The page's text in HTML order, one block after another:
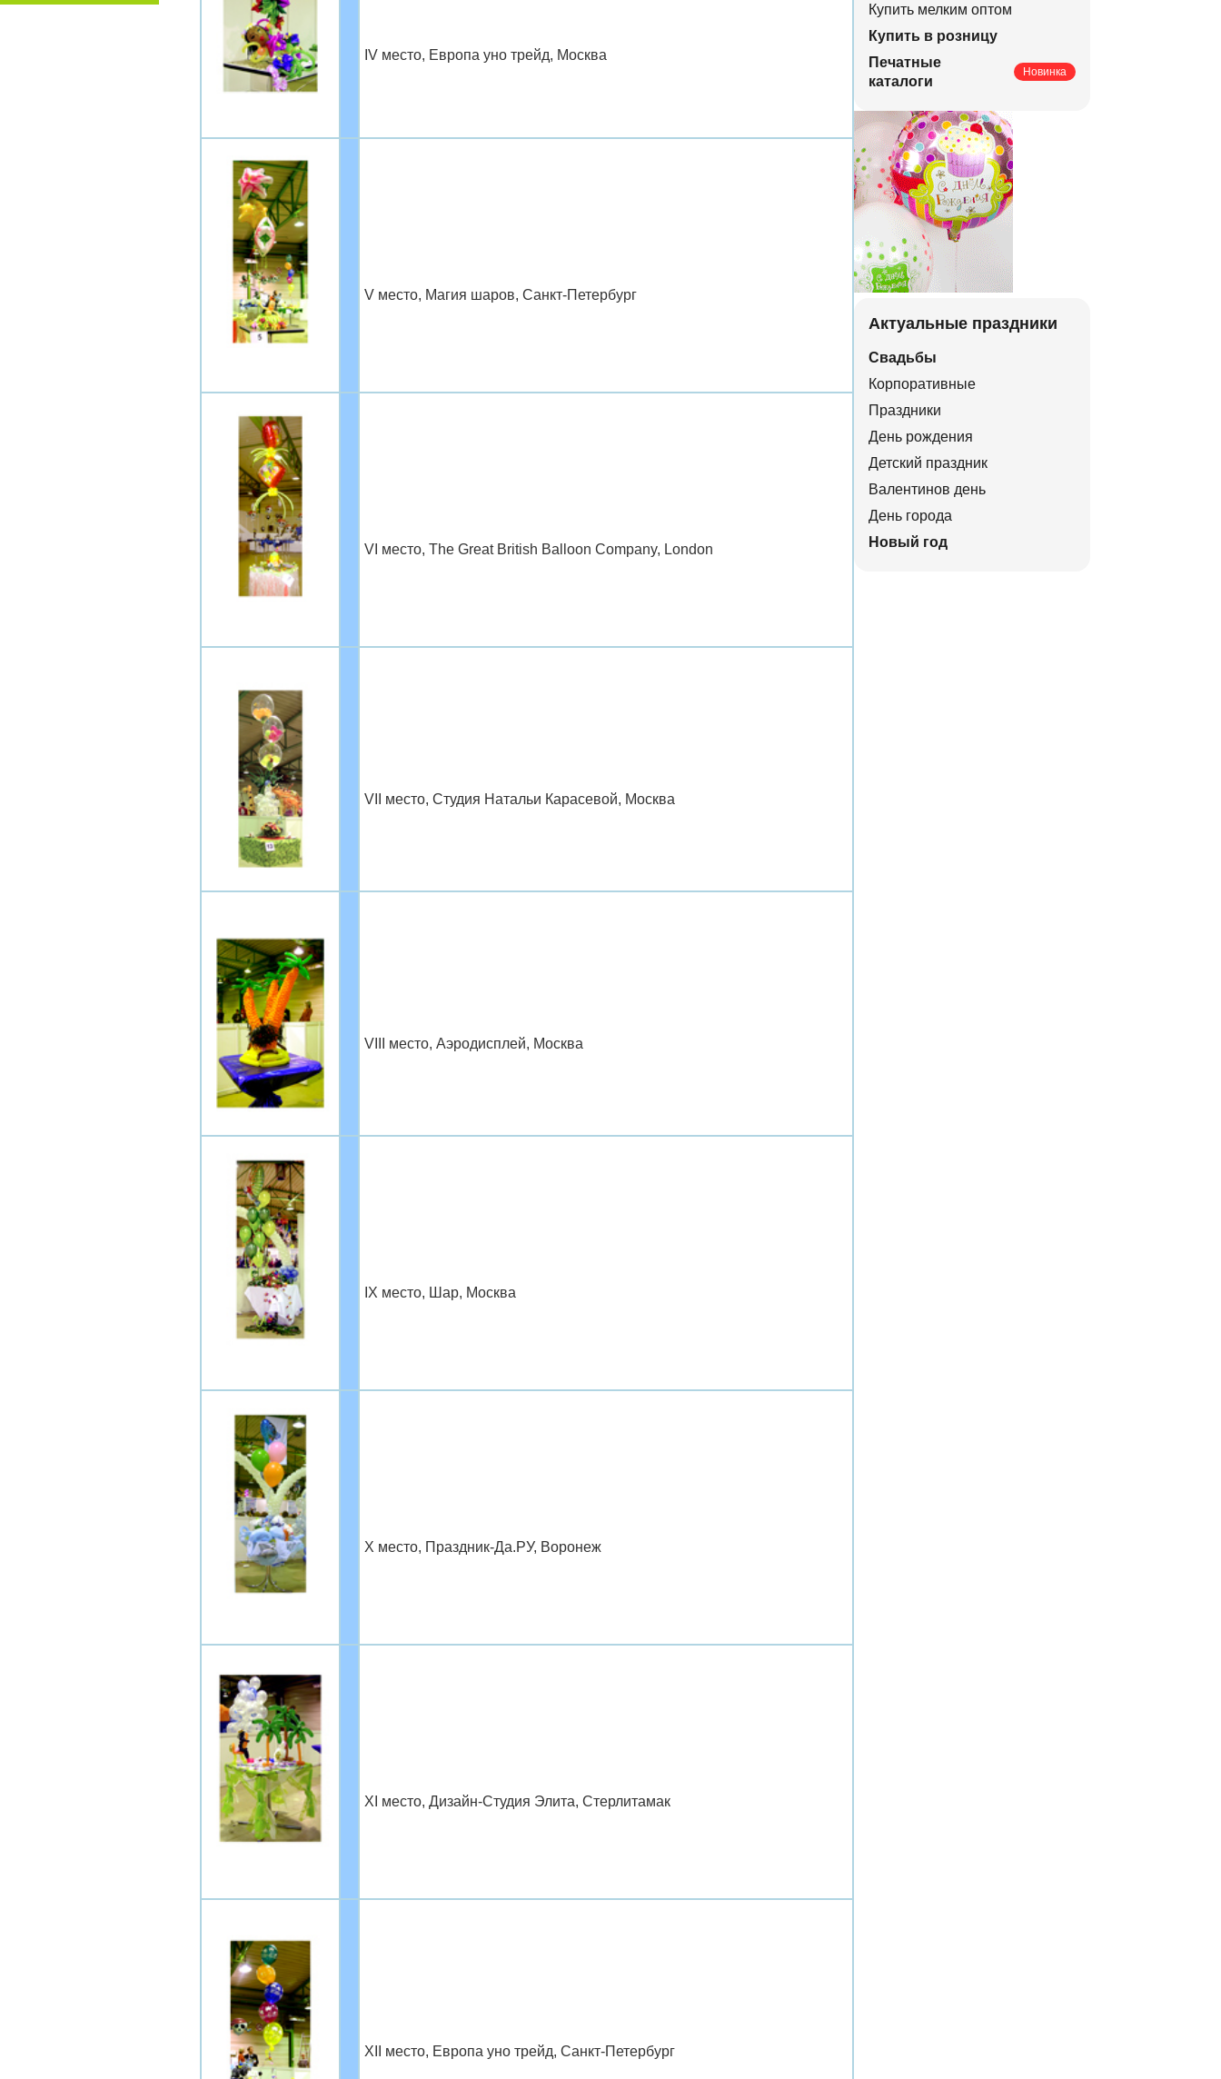
IV место, Европа уно трейд, Москва
V место, Магия шаров, Санкт-Петербург
VI место, The Great British Balloon Company, London
VII место, Студия Натальи Карасевой, Москва
VIII место, Аэродисплей, Москва
IX место, Шар, Москва
Х место, Праздник-Да.РУ, Воронеж
XI место, Дизайн-Студия Элита, Стерлитамак
XII место, Европа уно трейд, Санкт-Петербург
Купить мелким оптом
Купить в розницу
Печатные
каталоги
Новинка
Актуальные праздники
Свадьбы
Корпоративные
Праздники
День рождения
Детский праздник
Валентинов день
День города
Новый год